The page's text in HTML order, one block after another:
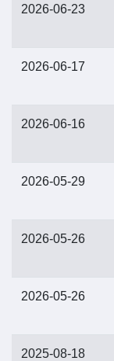
2026-06-23
2026-06-17
2026-06-16
2026-05-29
2026-05-26
2026-05-26
2025-08-18